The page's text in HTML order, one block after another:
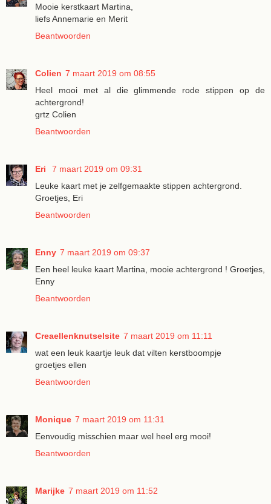
Mooie kerstkaart Martina,
liefs Annemarie en Merit
Beantwoorden
Colien 7 maart 2019 om 08:55
Heel mooi met al die glimmende rode stippen op de
achtergrond!
grtz Colien
Beantwoorden
Eri
7 maart 2019 om 09:31
Leuke kaart met je zelfgemaakte stippen achtergrond.
Groetjes, Eri
Beantwoorden
Enny 7 maart 2019 om 09:37
Een heel leuke kaart Martina, mooie achtergrond ! Groetjes,
Enny
Beantwoorden
Creaellenknutselsite 7 maart 2019 om 11:11
wat een leuk kaartje leuk dat vilten kerstboompje
groetjes ellen
Beantwoorden
Monique 7 maart 2019 om 11:31
Eenvoudig misschien maar wel heel erg mooi!
Beantwoorden
Marijke 7 maart 2019 om 11:52